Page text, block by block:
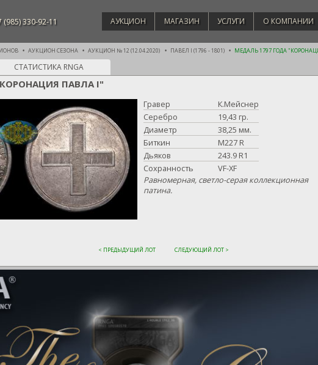
(985) 330-92-11 АУКЦИОН МАГАЗИН УСЛУГИ О КОМПАНИИ
АУКЦИОН СЕЗОНА АУКЦИОН № 12 (12.04.2020) ПАВЕЛ I (1796 - 1801) МЕДАЛЬ 1797 ГОДА
СТАТИСТИКА RNGA
ПАВЛА I"
Гравер
К.Мейснер
Серебро
19,43 гр.
Диаметр
38,25 мм.
Биткин
M227 R
Дьяков
243.9 R1
Сохранность
VF-XF
Равномерная, светло-серая коллекционная
патина.
< ПРЕДЫДУЩИЙ ЛОТ СЛЕДУЮЩИЙ ЛОТ >